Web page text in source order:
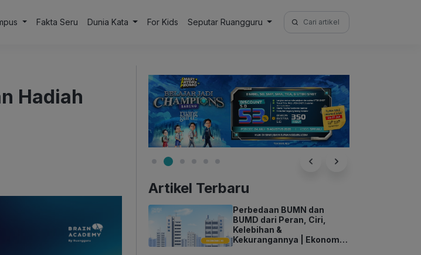
Fakta Seru Dunia Kata For Kids Seputar Ruangguru
Search
for:
Hadiah
Artikel Terbaru
Perbedaan BUMN dan
BUMD dari Peran, Ciri,
Kelebihan &
Kekurangannya | Ekonomi